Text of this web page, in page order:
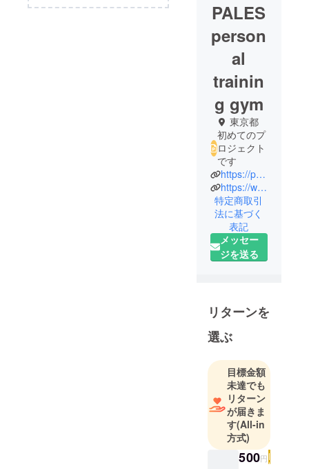
PALES
person
al
trainin
g gym
東京都
初めてのプ
ロジェクト
です
https://palesgym.studio.site/
https://www.instagram.com/pales0609
特定商取引
法に基づく
表記
メッセー
ジを送る
リターンを
選ぶ
目標金額
未達でも
リターン
が届きま
す(All-in
方式)
500円